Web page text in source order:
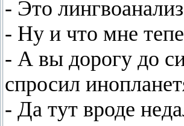
- Это
- Ну и что мне
- А вы дорогу до
спросил
- Да тут вроде